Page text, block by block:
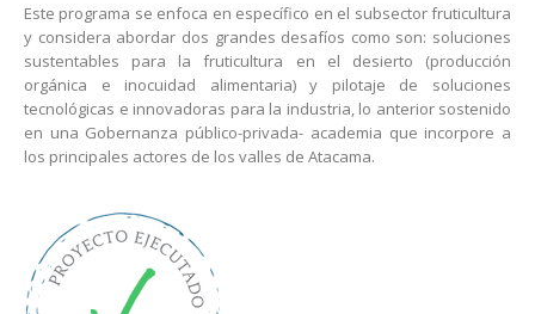
Este programa se enfoca en específico en el subsector fruticultura
y considera abordar dos grandes desafíos como son: soluciones
sustentables para la fruticultura en el desierto (producción
orgánica e inocuidad alimentaria) y pilotaje de soluciones
tecnológicas e innovadoras para la industria, lo anterior sostenido
en una Gobernanza público-privada- academia que incorpore a
los principales actores de los valles de Atacama.